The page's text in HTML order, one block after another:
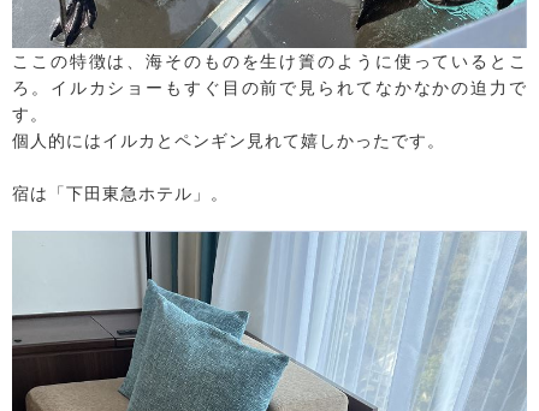
ここの特徴は、海そのものを生け簀のように使っているとこ
ろ。イルカショーもすぐ目の前で見られてなかなかの迫力で
す。
個人的にはイルカとペンギン見れて嬉しかったです。
宿は「下田東急ホテル」。